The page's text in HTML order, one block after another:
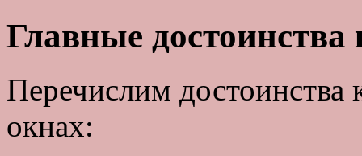
Главные
Перечислим
окнах: